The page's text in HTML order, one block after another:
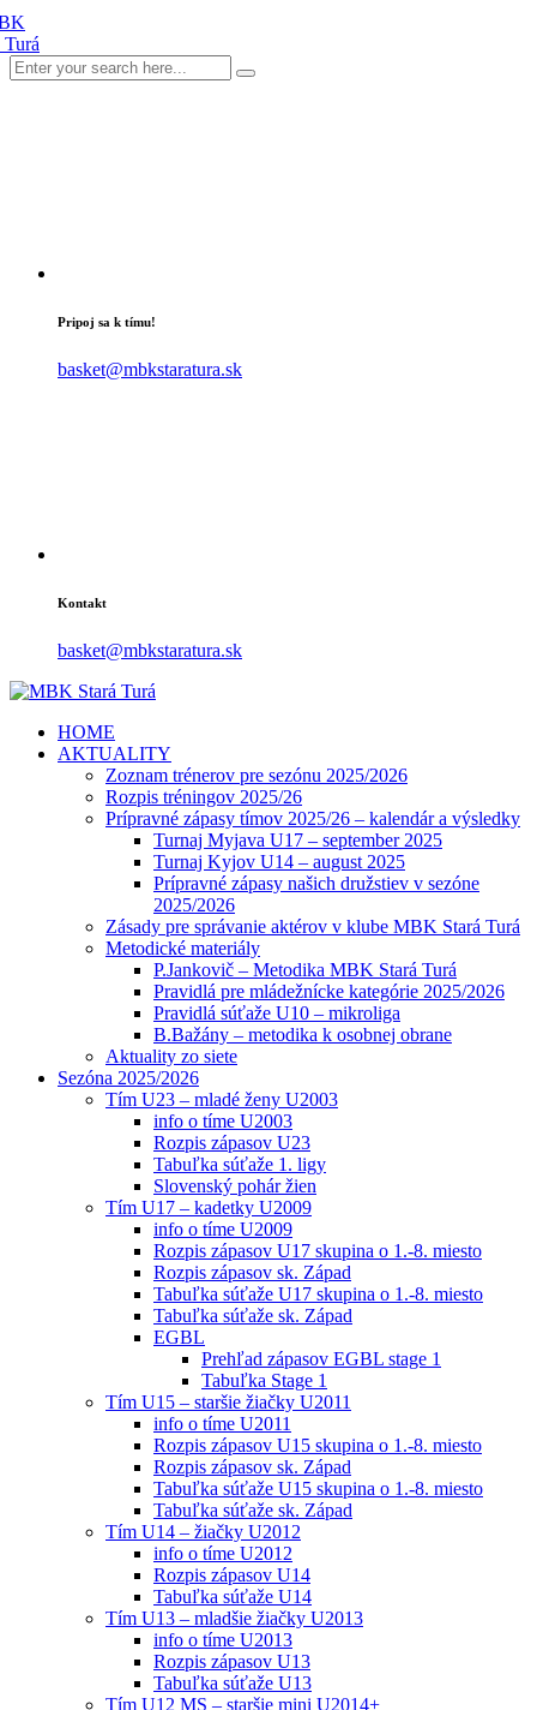
Pripoj sa k tímu!
basket@mbkstaratura.sk
Kontakt
basket@mbkstaratura.sk
HOME
AKTUALITY
Zoznam trénerov pre sezónu 2025/2026
Rozpis tréningov 2025/26
Prípravné zápasy tímov 2025/26 – kalendár a výsledky
Turnaj Myjava U17 – september 2025
Turnaj Kyjov U14 – august 2025
Prípravné zápasy našich družstiev v sezóne
2025/2026
Zásady pre správanie aktérov v klube MBK Stará Turá
Metodické materiály
P.Jankovič – Metodika MBK Stará Turá
Pravidlá pre mládežnícke kategórie 2025/2026
Pravidlá súťaže U10 – mikroliga
B.Bažány – metodika k osobnej obrane
Aktuality zo siete
Sezóna 2025/2026
Tím U23 – mladé ženy U2003
info o tíme U2003
Rozpis zápasov U23
Tabuľka súťaže 1. ligy
Slovenský pohár žien
Tím U17 – kadetky U2009
info o tíme U2009
Rozpis zápasov U17 skupina o 1.-8. miesto
Rozpis zápasov sk. Západ
Tabuľka súťaže U17 skupina o 1.-8. miesto
Tabuľka súťaže sk. Západ
EGBL
Prehľad zápasov EGBL stage 1
Tabuľka Stage 1
Tím U15 – staršie žiačky U2011
info o tíme U2011
Rozpis zápasov U15 skupina o 1.-8. miesto
Rozpis zápasov sk. Západ
Tabuľka súťaže U15 skupina o 1.-8. miesto
Tabuľka súťaže sk. Západ
Tím U14 – žiačky U2012
info o tíme U2012
Rozpis zápasov U14
Tabuľka súťaže U14
Tím U13 – mladšie žiačky U2013
info o tíme U2013
Rozpis zápasov U13
Tabuľka súťaže U13
Tím U12 MS – staršie mini U2014+